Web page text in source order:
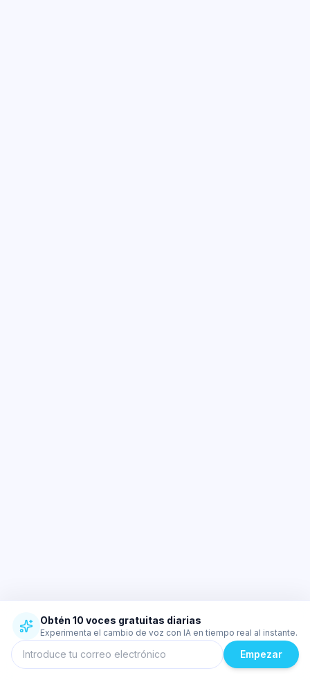
Obtén 10 voces gratuitas diarias
Experimenta el cambio de voz con IA en tiempo real al instante.
Empezar